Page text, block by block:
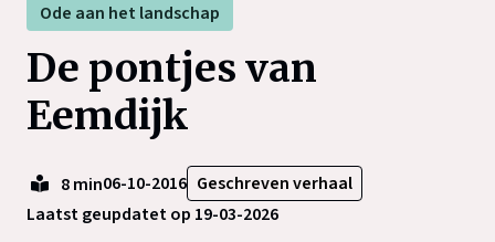
Ode aan het landschap
De pontjes van
Eemdijk
8 min06-10-2016 Geschreven verhaal
Laatst geupdatet op 19-03-2026